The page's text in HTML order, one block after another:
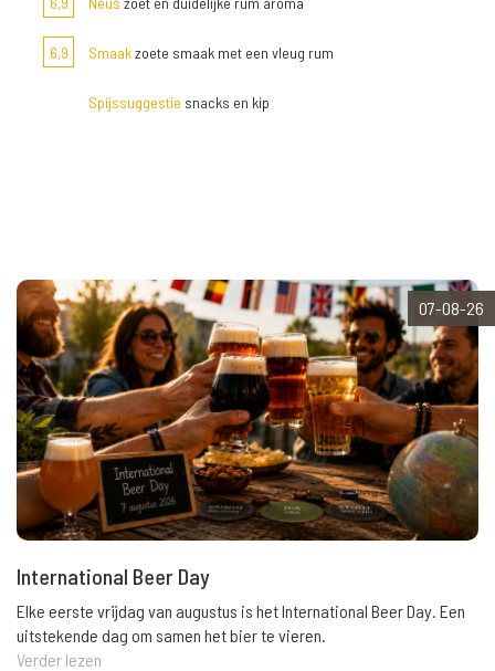
6,9 Smaakzoete smaak met een vleug rum
Spijssuggestie snacks en kip
07-08-26
International Beer Day
Elke eerste vrijdag van augustus is het International Beer Day. Een
uitstekende dag om samen het bier te vieren.
Verder lezen